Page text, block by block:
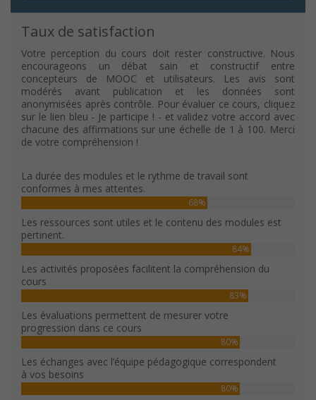
Taux de satisfaction
Votre perception du cours doit rester constructive. Nous
encourageons un débat sain et constructif entre
concepteurs de MOOC et utilisateurs. Les avis sont
modérés avant publication et les données sont
anonymisées après contrôle. Pour évaluer ce cours, cliquez
sur le lien bleu - Je participe ! - et validez votre accord avec
chacune des affirmations sur une échelle de 1 à 100. Merci
de votre compréhension !
La durée des modules et le rythme de travail sont
conformes à mes attentes.
68%
Les ressources sont utiles et le contenu des modules est
pertinent.
84%
Les activités proposées facilitent la compréhension du
cours
83%
Les évaluations permettent de mesurer votre
progression dans ce cours
80%
Les échanges avec l’équipe pédagogique correspondent
à vos besoins
80%